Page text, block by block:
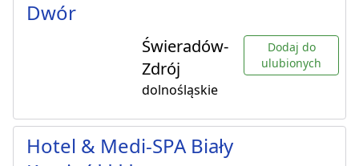
Dwór
Świeradów-
Zdrój
dolnośląskie
Dodaj do
ulubionych
Hotel & Medi-SPA Biały